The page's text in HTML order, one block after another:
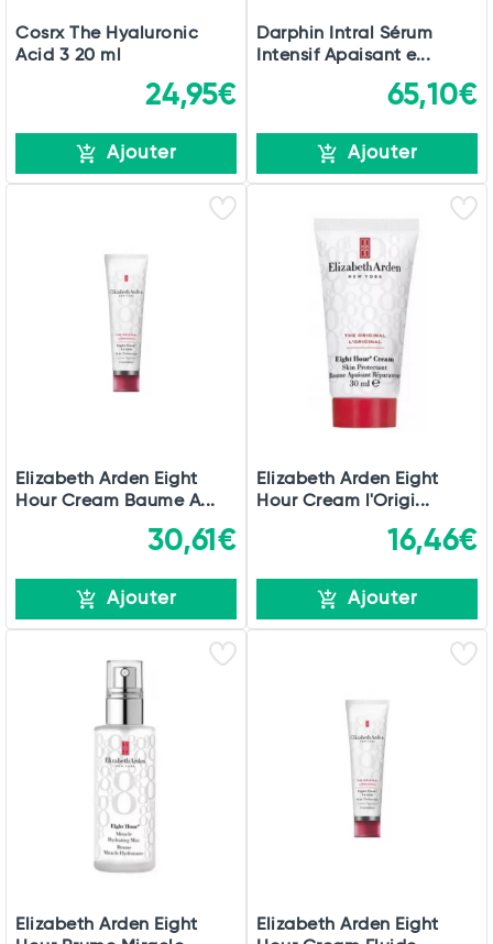
Cosrx The Hyaluronic
Acid 3 20 ml
24,95€
Ajouter
Darphin Intral Sérum
Intensif Apaisant e...
65,10€
Ajouter
Elizabeth Arden Eight
Hour Cream Baume A...
30,61€
Ajouter
Elizabeth Arden Eight
Hour Cream l'Origi...
16,46€
Ajouter
Elizabeth Arden Eight
Elizabeth Arden Eight